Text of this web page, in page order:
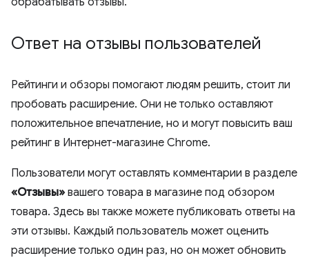
Ответ на отзывы пользователей
Рейтинги и обзоры помогают людям решить, стоит ли
пробовать расширение. Они не только оставляют
положительное впечатление, но и могут повысить ваш
рейтинг в Интернет-магазине Chrome.
Пользователи могут оставлять комментарии в разделе
«Отзывы» вашего товара в магазине под обзором
товара. Здесь вы также можете публиковать ответы на
эти отзывы. Каждый пользователь может оценить
расширение только один раз, но он может обновить